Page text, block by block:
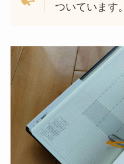
ついています。